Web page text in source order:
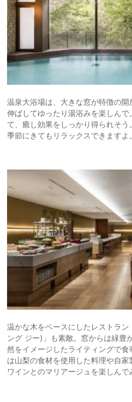
温泉大浴場は、大きな窓が特徴の
伸ばしてゆったり湯浴みを楽しん
て、癒し効果をしっかり得られそ
季節にきてもリラックスできますよ。
温かな木をベースにしたレストラ
ング ジー)」も素敵。窓からは緑豊
然をイメージしたライティングで
は山梨の食材を使用した料理や自
ワインとのマリアージュを楽しんで